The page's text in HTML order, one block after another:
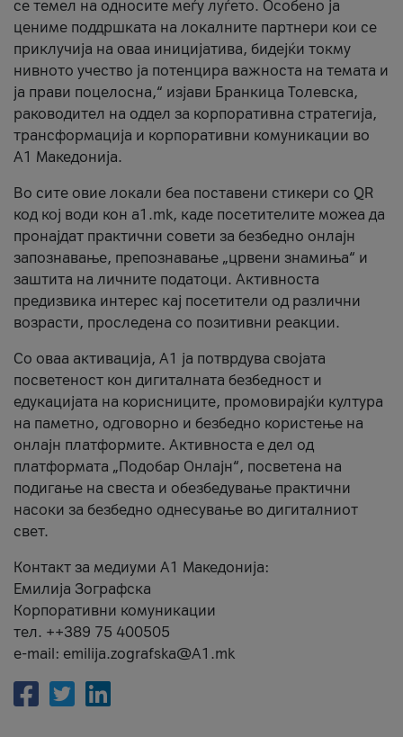
се темел на односите меѓу луѓето. Особено ја
цениме поддршката на локалните партнери кои се
приклучија на оваа иницијатива, бидејќи токму
нивното учество ја потенцира важноста на темата и
ја прави поцелосна,“ изјави Бранкица Толевска,
раководител на оддел за корпоративна стратегија,
трансформација и корпоративни комуникации во
А1 Македонија.
Во сите овие локали беа поставени стикери со QR
код кој води кон a1.mk, каде посетителите можеа да
пронајдат практични совети за безбедно онлајн
запознавање, препознавање „црвени знамиња“ и
заштита на личните податоци. Активноста
предизвика интерес кај посетители од различни
возрасти, проследена со позитивни реакции.
Со оваа активација, А1 ја потврдува својата
посветеност кон дигиталната безбедност и
едукацијата на корисниците, промовирајќи култура
на паметно, одговорно и безбедно користење на
онлајн платформите. Активноста е дел од
платформата „Подобар Онлајн“, посветена на
подигање на свеста и обезбедување практични
насоки за безбедно однесување во дигиталниот
свет.
Контакт за медиуми А1 Македонија:
Емилија Зографска
Корпоративни комуникации
тел. ++389 75 400505
e-mail: emilija.zografska@A1.mk